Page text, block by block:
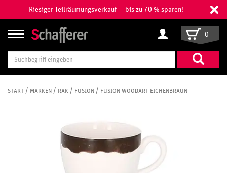
Riesiger Teilräumungsverkauf – bis zu 70 % sparen!
Suchbegriff
eingeben
0
START MARKEN RAK FUSION FUSION WOODART EICHENBRAUN